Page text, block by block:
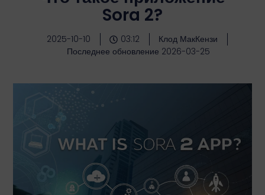
Sora 2?
2025-10-10 03:12
Клод МакКензи
Последнее обновление 2026-03-25